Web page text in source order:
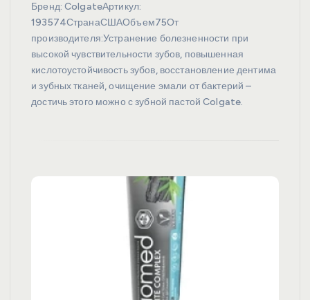
Бренд: ColgateАртикул:
193574СтранаСШАОбъем75От
производителя:Устранение болезненности при
высокой чувствительности зубов, повышенная
кислотоустойчивость зубов, восстановление дентима
и зубных тканей, очищение эмали от бактерий –
достичь этого можно с зубной пастой Colgate.